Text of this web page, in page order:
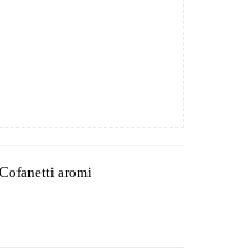
Cofanetti aromi